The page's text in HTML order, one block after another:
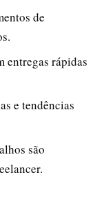
de
entregas rápidas
e tendências
são